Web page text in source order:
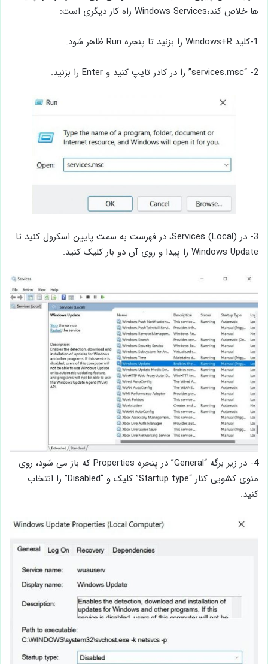
ها خلاص کند،Windows Services راه کار دیگری است:
1-کلید Windows+R را بزنید تا پنجره Run ظاهر شود.
2- “services.msc” را در کادر تایپ کنید و Enter را بزنید.
3- در Services (Local)، در فهرست به سمت پایین اسکرول کنید تا
Windows Update را پیدا و روی آن دو بار کلیک کنید.
4- در زیر برگه “General” در پنجره Properties که باز می شود، روی
منوی کشویی کنار “Startup type” کلیک و “Disabled” را انتخاب
کنید.